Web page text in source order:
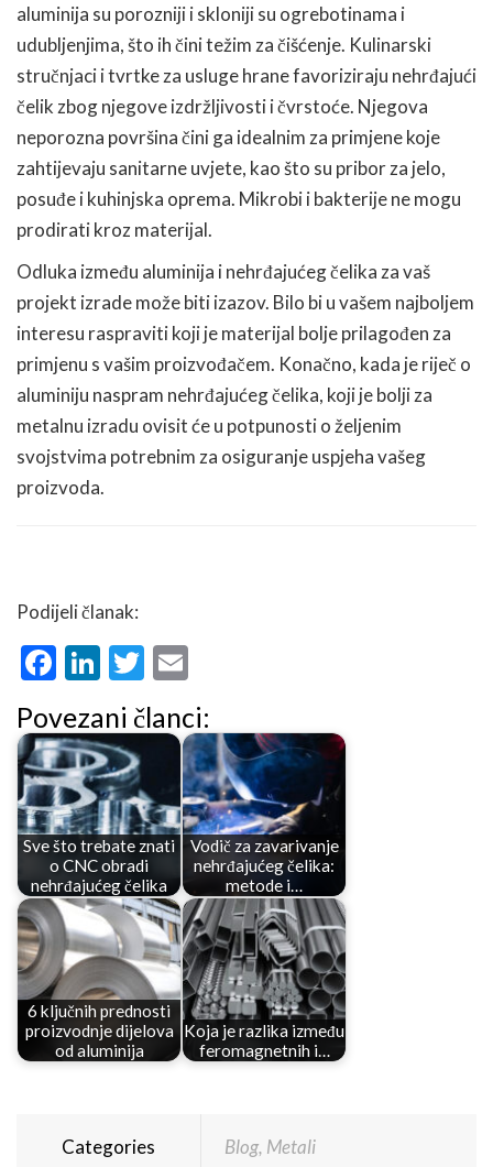
aluminija su porozniji i skloniji su ogrebotinama i
udubljenjima, što ih čini težim za čišćenje. Kulinarski
stručnjaci i tvrtke za usluge hrane favoriziraju nehrđajući
čelik zbog njegove izdržljivosti i čvrstoće. Njegova
neporozna površina čini ga idealnim za primjene koje
zahtijevaju sanitarne uvjete, kao što su pribor za jelo,
posuđe i kuhinjska oprema. Mikrobi i bakterije ne mogu
prodirati kroz materijal.
Odluka između aluminija i nehrđajućeg čelika za vaš
projekt izrade može biti izazov. Bilo bi u vašem najboljem
interesu raspraviti koji je materijal bolje prilagođen za
primjenu s vašim proizvođačem. Konačno, kada je riječ o
aluminiju naspram nehrđajućeg čelika, koji je bolji za
metalnu izradu ovisit će u potpunosti o željenim
svojstvima potrebnim za osiguranje uspjeha vašeg
proizvoda.
Podijeli članak:
Facebook
LinkedIn
Twitter
Povezani članci:
Sve što trebate znati
o CNC obradi
nehrđajućeg čelika
Vodič za zavarivanje
nehrđajućeg čelika:
metode i…
6 ključnih prednosti
proizvodnje dijelova
od aluminija
Koja je razlika između
feromagnetnih i…
Categories Blog, Metali